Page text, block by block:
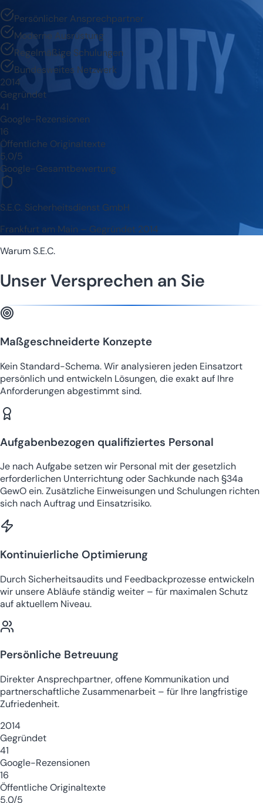
Persönlicher Ansprechpartner
Moderne Ausrüstung
Regelmäßige Schulungen
Bundesweites Netzwerk
2014
Gegründet
41
Google-Rezensionen
16
Öffentliche Originaltexte
5,0/5
Google-Gesamtbewertung
S.E.C. Sicherheitsdienst GmbH
Frankfurt am Main – Gegründet 2014
Warum S.E.C.
Unser Versprechen an Sie
Maßgeschneiderte Konzepte
Kein Standard-Schema. Wir analysieren jeden Einsatzort
persönlich und entwickeln Lösungen, die exakt auf Ihre
Anforderungen abgestimmt sind.
Aufgabenbezogen qualifiziertes Personal
Je nach Aufgabe setzen wir Personal mit der gesetzlich
erforderlichen Unterrichtung oder Sachkunde nach §34a
GewO ein. Zusätzliche Einweisungen und Schulungen richten
sich nach Auftrag und Einsatzrisiko.
Kontinuierliche Optimierung
Durch Sicherheitsaudits und Feedbackprozesse entwickeln
wir unsere Abläufe ständig weiter – für maximalen Schutz
auf aktuellem Niveau.
Persönliche Betreuung
Direkter Ansprechpartner, offene Kommunikation und
partnerschaftliche Zusammenarbeit – für Ihre langfristige
Zufriedenheit.
2014
Gegründet
41
Google-Rezensionen
16
Öffentliche Originaltexte
5,0/5